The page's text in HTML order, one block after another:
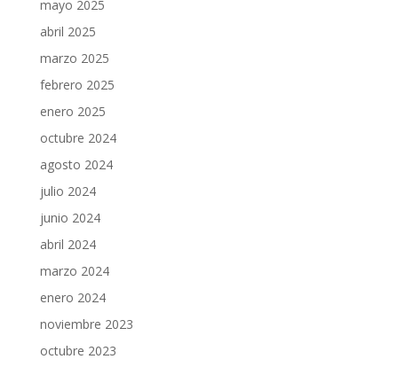
mayo 2025
abril 2025
marzo 2025
febrero 2025
enero 2025
octubre 2024
agosto 2024
julio 2024
junio 2024
abril 2024
marzo 2024
enero 2024
noviembre 2023
octubre 2023